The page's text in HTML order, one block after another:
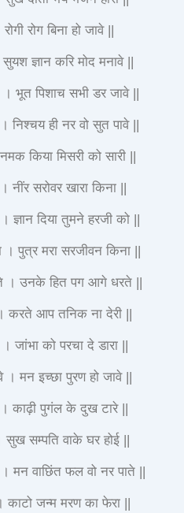
रोगी रोग बिना हो जावे ||
ज्ञान करि मोद मनावे ||
भूत पिशाच सभी डर जावे ||
निश्चय ही नर वो सुत पावे ||
किया मिसरी को सारी ||
नींर सरोवर खारा किना ||
ज्ञान दिया तुमने हरजी को ||
पुत्र मरा सरजीवन किना ||
। उनके हित पग आगे धरते ||
करते आप तनिक ना देरी ||
जांभा को परचा दे डारा ||
मन इच्छा पुरण हो जावे ||
काढ़ी पुगंल के दुख टारे ||
सुख सम्पति वाके घर होई ||
मन वाछिंत फल वो नर पाते ||
जन्म मरण का फेरा ||